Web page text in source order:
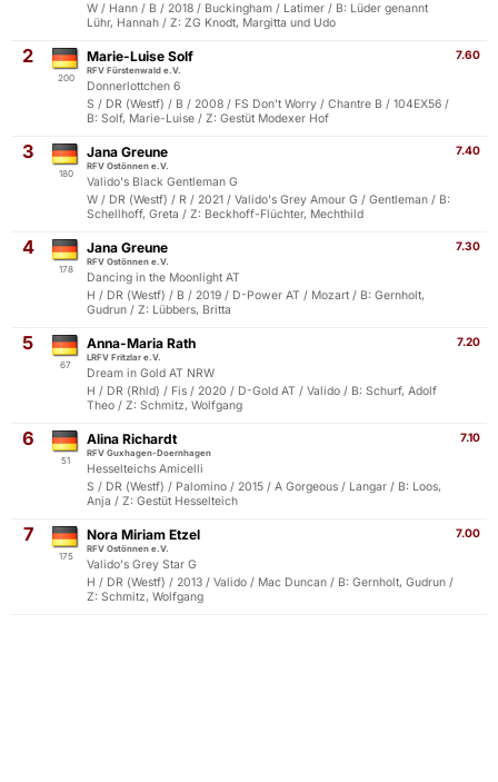
W / Hann / B / 2018 / Buckingham / Latimer / B: Lüder genannt
Lühr, Hannah / Z: ZG Knodt, Margitta und Udo
2
200
7.60
Marie-Luise Solf
RFV Fürstenwald e.V.
Donnerlottchen 6
S / DR (Westf) / B / 2008 / FS Don't Worry / Chantre B / 104EX56 /
B: Solf, Marie-Luise / Z: Gestüt Modexer Hof
3
180
7.40
Jana Greune
RFV Ostönnen e.V.
Valido's Black Gentleman G
W / DR (Westf) / R / 2021 / Valido's Grey Amour G / Gentleman / B:
Schellhoff, Greta / Z: Beckhoff-Flüchter, Mechthild
4
178
7.30
Jana Greune
RFV Ostönnen e.V.
Dancing in the Moonlight AT
H / DR (Westf) / B / 2019 / D-Power AT / Mozart / B: Gernholt,
Gudrun / Z: Lübbers, Britta
5
67
7.20
Anna-Maria Rath
LRFV Fritzlar e.V.
Dream in Gold AT NRW
H / DR (Rhld) / Fis / 2020 / D-Gold AT / Valido / B: Schurf, Adolf
Theo / Z: Schmitz, Wolfgang
6
51
7.10
Alina Richardt
RFV Guxhagen-Doernhagen
Hesselteichs Amicelli
S / DR (Westf) / Palomino / 2015 / A Gorgeous / Langar / B: Loos,
Anja / Z: Gestüt Hesselteich
7
175
7.00
Nora Miriam Etzel
RFV Ostönnen e.V.
Valido's Grey Star G
H / DR (Westf) / 2013 / Valido / Mac Duncan / B: Gernholt, Gudrun /
Z: Schmitz, Wolfgang